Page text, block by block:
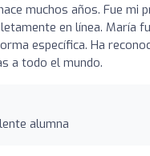
muchos años. Fue
en línea. María
específica. Ha
a todo el mundo.
alumna